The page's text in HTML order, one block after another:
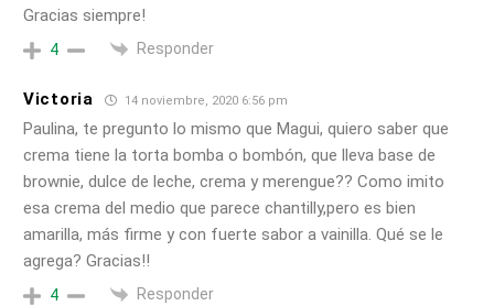
Gracias siempre!
4 Responder
Victoria 14 noviembre, 2020 6:56 pm
Paulina, te pregunto lo mismo que Magui, quiero saber que
crema tiene la torta bomba o bombón, que lleva base de
brownie, dulce de leche, crema y merengue?? Como imito
esa crema del medio que parece chantilly,pero es bien
amarilla, más firme y con fuerte sabor a vainilla. Qué se le
agrega? Gracias!!
4 Responder